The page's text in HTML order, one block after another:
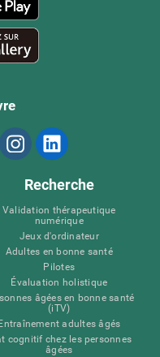
Recherche
Validation thérapeutique
numérique
Jeux d'ordinateur
Adultes en bonne santé
Pilotes
Évaluation holistique
âgées en bonne santé
(iTV)
Entraînement adultes âgés
cognitif chez les personnes
âgées